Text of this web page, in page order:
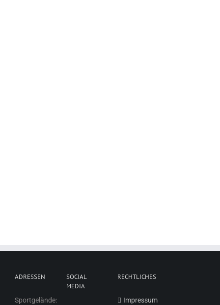
ADRESSEN
Sportgelände:
SOCIAL
MEDIA
RECHTLICHES
Impressum